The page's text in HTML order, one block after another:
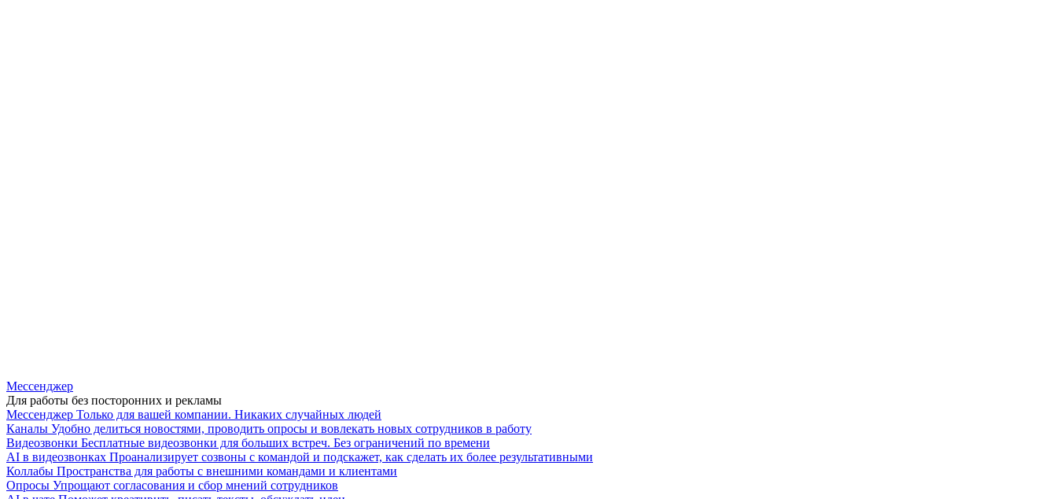
Мессенджер
Для работы без посторонних и рекламы
Мессенджер Только для вашей компании. Никаких случайных людей
Каналы Удобно делиться новостями, проводить опросы и вовлекать новых сотрудников в работу
Видеозвонки Бесплатные видеозвонки для больших встреч. Без ограничений по времени
AI в видеозвонках Проанализирует созвоны с командой и подскажет, как сделать их более результативными
Коллабы Пространства для работы с внешними командами и клиентами
Опросы Упрощают согласования и сбор мнений сотрудников